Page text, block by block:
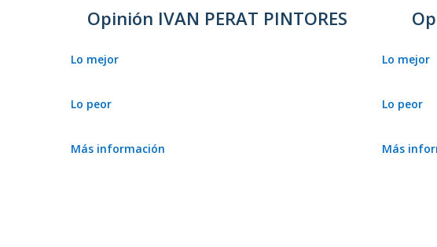
Opinión IVAN PERAT PINTORES
Lo mejor
adaptados a cada cliente.
Lo peor
Más información
Lo mejor
Lo peor
Más